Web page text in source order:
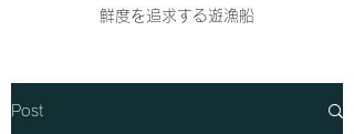
鮮度を追求する遊漁船
Post